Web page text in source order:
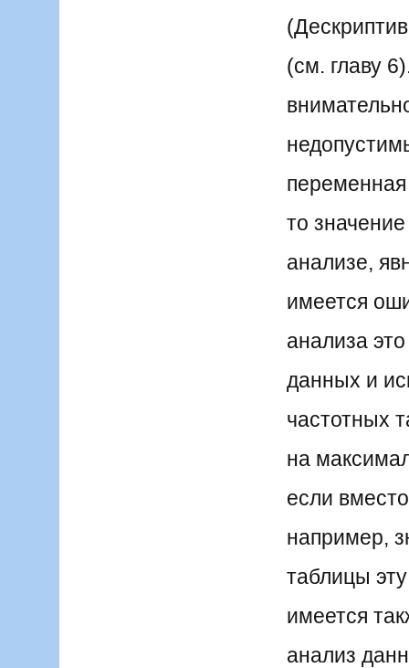
(см. главу
то
анализе,
имеется
анализа
данных и
частотных
на
если
например,
таблицы
имеется
анализ